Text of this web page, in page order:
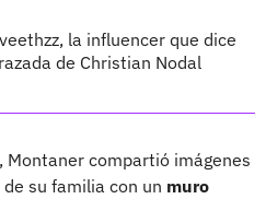
la influencer que dice
de Christian Nodal
Montaner compartió imágenes
su familia con un muro